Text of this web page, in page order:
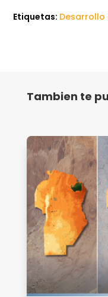
Etiquetas:
Tambien te